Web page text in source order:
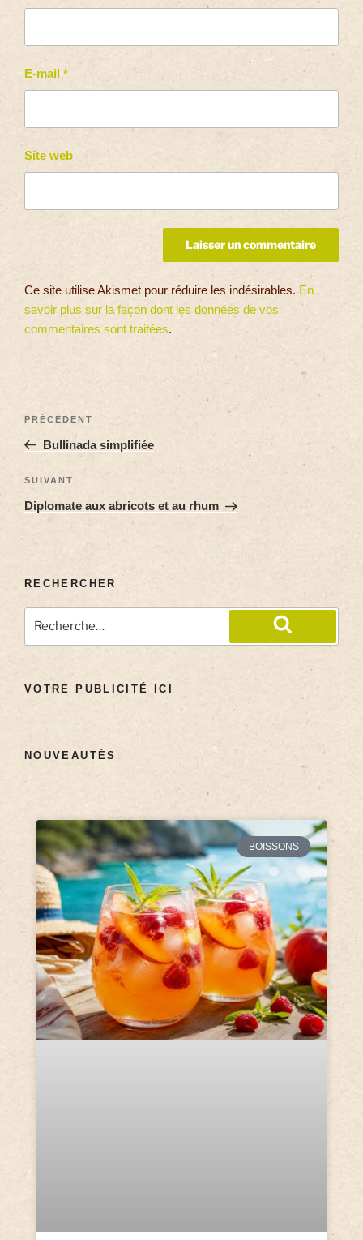
E-mail *
Site web
Ce site utilise Akismet pour réduire les indésirables. En
savoir plus sur la façon dont les données de vos
commentaires sont traitées.
PRÉCÉDENT
Bullinada simplifiée
SUIVANT
Diplomate aux abricots et au rhum
RECHERCHER
VOTRE PUBLICITÉ ICI
NOUVEAUTÉS
BOISSONS